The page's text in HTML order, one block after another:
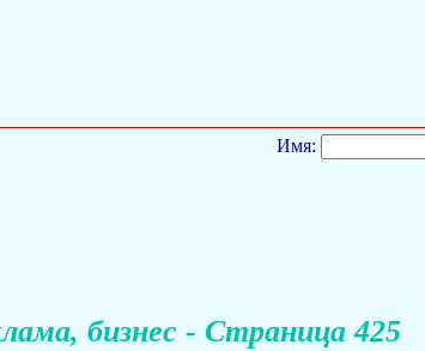
Имя:
бизнес - Страница 425